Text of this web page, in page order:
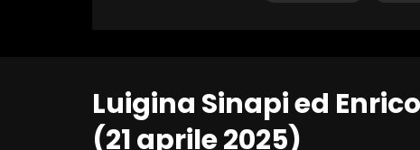
Luigina Sinapi ed
(21 aprile 2025)